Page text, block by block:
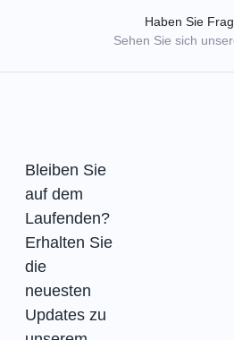
Haben Sie
Sehen Sie sich
Bleiben Sie
auf dem
Laufenden?
Erhalten Sie
die
neuesten
Updates zu